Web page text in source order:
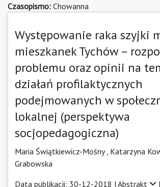
Czasopismo: Chowanna
Występowanie raka szyjki
mieszkanek Tychów –
problemu oraz opinii na
działań profilaktycznych
podejmowanych w
lokalnej (perspektywa
socjopedagogiczna)
Maria Świątkiewicz-Mośny , Katarzyna
Grabowska
Data publikacji: 30-12-2018 | Abstrakt